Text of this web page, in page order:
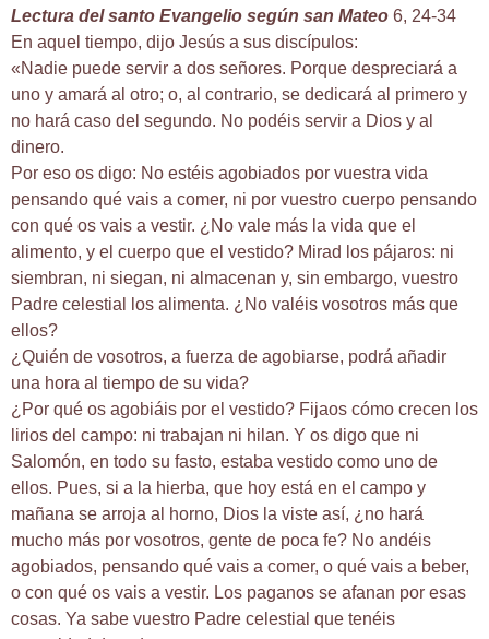
Lectura del santo Evangelio según san Mateo 6, 24-34
En aquel tiempo, dijo Jesús a sus discípulos:
«Nadie puede servir a dos señores. Porque despreciará a
uno y amará al otro; o, al contrario, se dedicará al primero y
no hará caso del segundo. No podéis servir a Dios y al
dinero.
Por eso os digo: No estéis agobiados por vuestra vida
pensando qué vais a comer, ni por vuestro cuerpo pensando
con qué os vais a vestir. ¿No vale más la vida que el
alimento, y el cuerpo que el vestido? Mirad los pájaros: ni
siembran, ni siegan, ni almacenan y, sin embargo, vuestro
Padre celestial los alimenta. ¿No valéis vosotros más que
ellos?
¿Quién de vosotros, a fuerza de agobiarse, podrá añadir
una hora al tiempo de su vida?
¿Por qué os agobiáis por el vestido? Fijaos cómo crecen los
lirios del campo: ni trabajan ni hilan. Y os digo que ni
Salomón, en todo su fasto, estaba vestido como uno de
ellos. Pues, si a la hierba, que hoy está en el campo y
mañana se arroja al horno, Dios la viste así, ¿no hará
mucho más por vosotros, gente de poca fe? No andéis
agobiados, pensando qué vais a comer, o qué vais a beber,
o con qué os vais a vestir. Los paganos se afanan por esas
cosas. Ya sabe vuestro Padre celestial que tenéis